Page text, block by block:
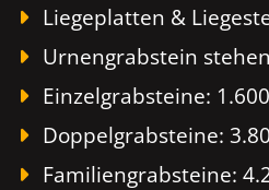
Liegeplatten &
Urnengrabstein
Einzelgrabsteine:
Doppelgrabsteine:
Familiengrabsteine: